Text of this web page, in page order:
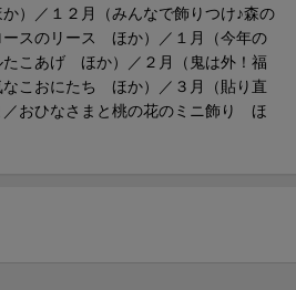
）／１２月（みんなで飾りつけ♪森の
ースのリース ほか）／１月（今年の
たこあげ ほか）／２月（鬼は外！福
なこおにたち ほか）／３月（貼り直
／おひなさまと桃の花のミニ飾り ほ